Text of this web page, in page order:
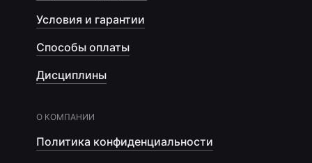
Условия и гарантии
Способы оплаты
Дисциплины
О КОМПАНИИ
Политика конфиденциальности